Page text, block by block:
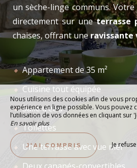
un sèche-linge communs.
directement sur uneterrasse
chaises, offrant uneravissante
Appartement de 35 m²
Cuisine tout équipée
Salle d’eau
Toilettes
Une terrasse avec vue mer
Nous utilisons des cookies afin de vous
expérience en ligne possible. Vous pouvez
l’utilisation de vos données en cliquant sur
En savoir plus
J’AI COMPRIS Je refuse